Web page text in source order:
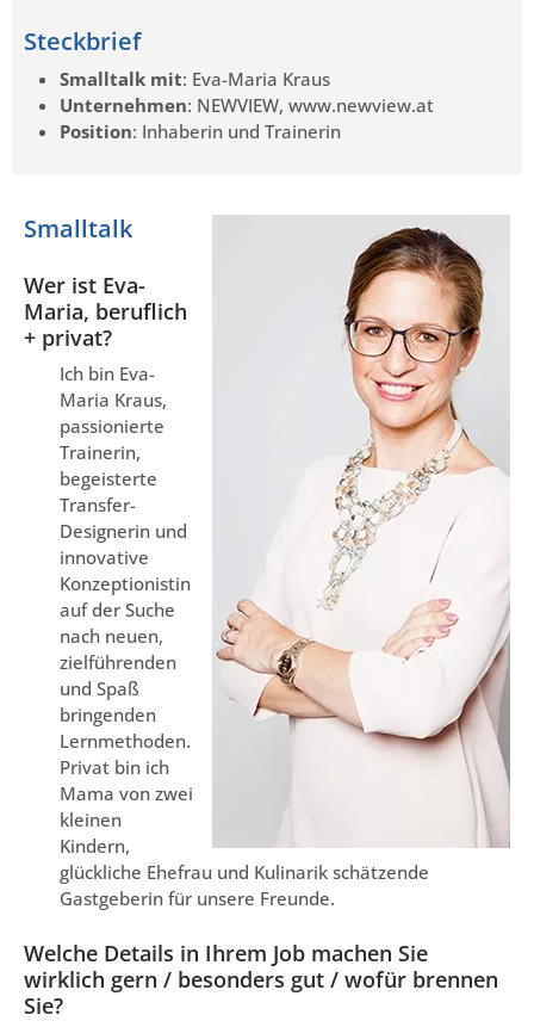
Steckbrief
Smalltalk mit: Eva-Maria Kraus
Unternehmen: NEWVIEW, www.newview.at
Position: Inhaberin und Trainerin
Smalltalk
Wer ist Eva-
Maria, beruflich
+ privat?
Ich bin Eva-
Maria Kraus,
passionierte
Trainerin,
begeisterte
Transfer-
Designerin und
innovative
Konzeptionistin
auf der Suche
nach neuen,
zielführenden
und Spaß
bringenden
Lernmethoden.
Privat bin ich
Mama von zwei
kleinen
Kindern,
glückliche Ehefrau und Kulinarik schätzende
Gastgeberin für unsere Freunde.
Welche Details in Ihrem Job machen Sie
wirklich gern / besonders gut / wofür brennen
Sie?